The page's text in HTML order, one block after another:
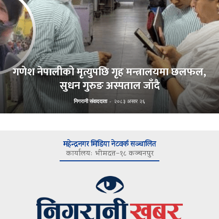
गणेश नेपालीको मृत्युपछि गृह मन्त्रालयमा छलफल,
सुधन गुरुङ अस्पताल जाँदै
निगरानी संवाददाता - २०८३ असार २६
महेन्द्रनगर मिडिया नेटवर्क सञ्चालित
कार्यालयः भीमदत्त–१८ कञ्चनपुर